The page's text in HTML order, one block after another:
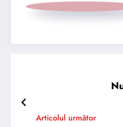
Articolul următor